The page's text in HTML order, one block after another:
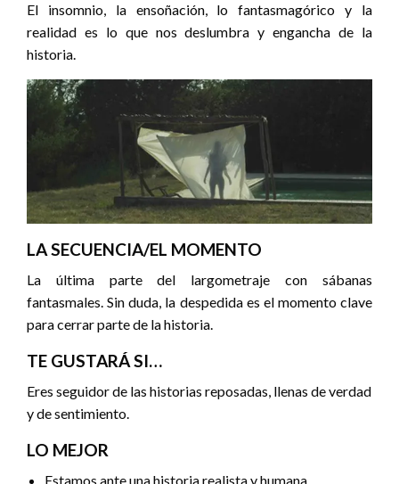
El insomnio, la ensoñación, lo fantasmagórico y la
realidad es lo que nos deslumbra y engancha de la
historia.
LA SECUENCIA/EL MOMENTO
La última parte del largometraje con sábanas
fantasmales. Sin duda, la despedida es el momento clave
para cerrar parte de la historia.
TE GUSTARÁ SI…
Eres seguidor de las historias reposadas, llenas de verdad
y de sentimiento.
LO MEJOR
Estamos ante una historia realista y humana.